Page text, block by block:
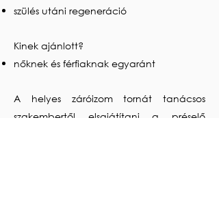
szülés utáni regeneráció
Kinek ajánlott?
nőknek és férfiaknak egyaránt
A helyes záróizom tornát tanácsos
szakembertől elsajátítani a préselő